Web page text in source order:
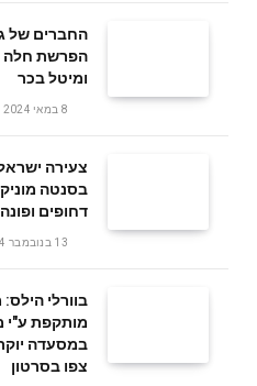
החברים של
הפרשת חלה
ומיטל בכר
8 במאי 2024
צעירה
בסנטה
דחופים
13 בנובמבר 2024
בוורלי
מותקפת ע"י
במסעדה
צפו בסרטון